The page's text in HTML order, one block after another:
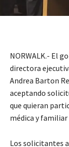
NORWALK.- El
directora
Andrea Barton
aceptando
que quieran
médica y
Los solicitantes